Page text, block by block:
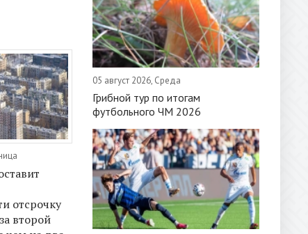
отсрочку
второй
05 август 2026, Среда
Грибной тур по итогам
футбольного ЧМ 2026